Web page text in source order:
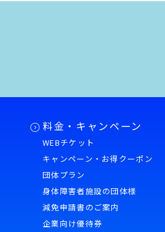
料金・キャンペーン
WEBチケット
キャンペーン・お得クーポン
団体プラン
身体障害者施設の団体様
減免申請書のご案内
企業向け優待券